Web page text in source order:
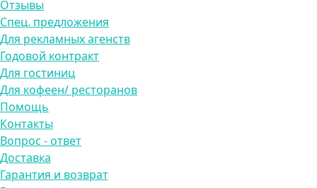
Отзывы
Спец. предложения
Для рекламных агенств
Годовой контракт
Для гостиниц
Для кофеен/ ресторанов
Помощь
Контакты
Вопрос - ответ
Доставка
Гарантия и возврат